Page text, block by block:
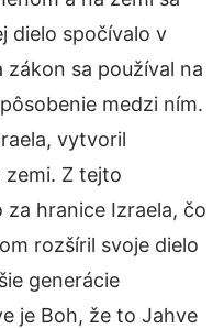
dielo spočívalo v
sa používal na
medzi ním.
vytvoril
zemi. Z tejto
za hranice Izraela, čo
rozšíril svoje dielo
generácie
je Boh, že to Jahve